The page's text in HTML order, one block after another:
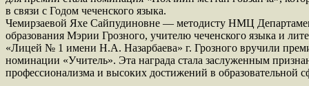
в связи с Годом чеченского языка.
Чемирзаевой Яхе Сайпудиновне — методисту НМЦ
образования Мэрии Грозного, учителю чеченского языка и
«Лицей № 1 имени Н.А. Назарбаева» г. Грозного вручили
номинации «Учитель». Эта награда стала заслуженным
профессионализма и высоких достижений в образовательной